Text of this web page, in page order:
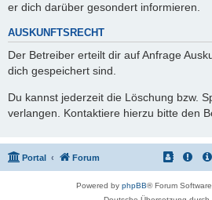
er dich darüber gesondert informieren.
AUSKUNFTSRECHT
Der Betreiber erteilt dir auf Anfrage
dich gespeichert sind.
Du kannst jederzeit die Löschung bzw.
verlangen. Kontaktiere hierzu bitte den
Portal Forum
Powered by phpBB® Forum